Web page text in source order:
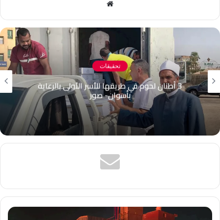
سيارة كانت تقل المعلمين مع ميكروباص، ما أسفر
عن إصابة المعلم إبراهيم فرج عبد الرازق، معلم
خبير بمدرسة النجيلة الإعدادية.
امتحانات الثانوية العامة بمحافظة
البحيرة
وأوضحت أنه تم نقل المُعلم المصاب إلى مستشفى
كفر الدوار العام، حيث تبيّن إصابته بجرح قطعي
بسيط بالوجه تم علاجه، إلى جانب خلع في مفصل
يخضع حاليًا للرعاية الطبية وحالته مستقرة وتحت
المتابعة.
تحقيقات
عراقجي: تضامن الدول الإسلامية يعزز القدرة على
مواجهة العدو